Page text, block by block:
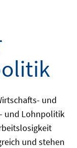
und
und Lohnpolitik
und stehen